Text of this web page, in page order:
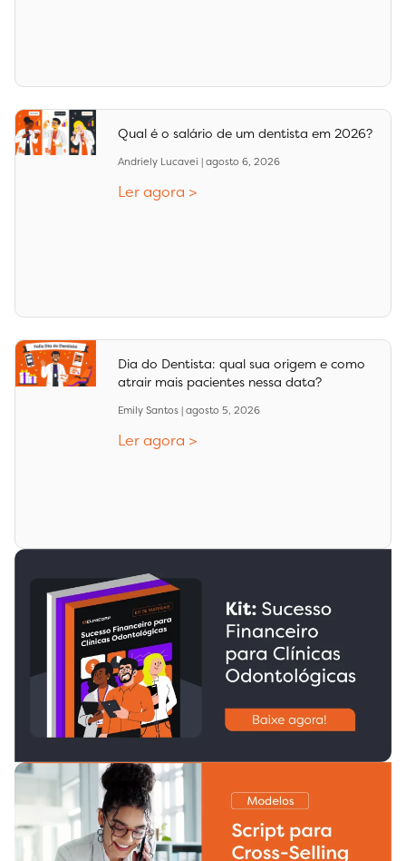
Qual é o salário de um dentista em 2026?
Andriely Lucavei agosto 6, 2026
Ler agora >
Dia do Dentista: qual sua origem e como
atrair mais pacientes nessa data?
Emily Santos agosto 5, 2026
Ler agora >